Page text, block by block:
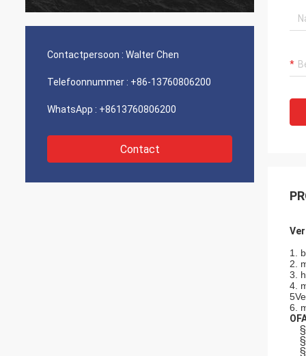
Contactpersoon : Walter Chen
Telefoonnummer : +86-13760806200
WhatsApp : +8613760806200
Contact
1.
2.
3.
4.
6.